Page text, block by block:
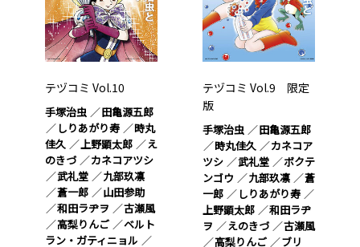
テヅコミ Vol.10
手塚治虫
田亀源五郎
しりあがり寿
時丸
佳久
上野顕太郎
え
のきづ
カネコアツシ
武礼堂
九部玖凛
蒼一郎
山田参助
和田ラヂヲ
古瀬風
高梨りんご
ベルト
ラン・ガティニョル
テヅコミ Vol.9 限定
版
手塚治虫
田亀源五郎
時丸佳久
カネコア
ツシ
武礼堂
ボクテ
ンゴウ
九部玖凛
蒼
一郎
しりあがり寿
上野顕太郎
和田ラヂ
ヲ
えのきづ
古瀬風
高梨りんご
ブリ